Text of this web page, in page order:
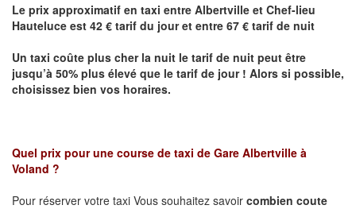
Le prix approximatif en taxi entre Albertville et Chef-lieu
Hauteluce est 42 € tarif du jour et entre 67 € tarif de nuit
Un taxi coûte plus cher la nuit le tarif de nuit peut être
jusqu’à 50% plus élevé que le tarif de jour ! Alors si possible,
choisissez bien vos horaires.
Quel prix pour une course de taxi de Gare Albertville à
Voland ?
Pour réserver votre taxi Vous souhaitez savoir combien coute